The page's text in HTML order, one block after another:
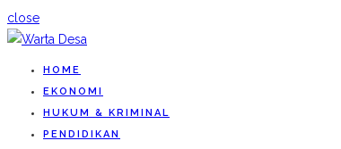
close
HOME
EKONOMI
HUKUM & KRIMINAL
PENDIDIKAN